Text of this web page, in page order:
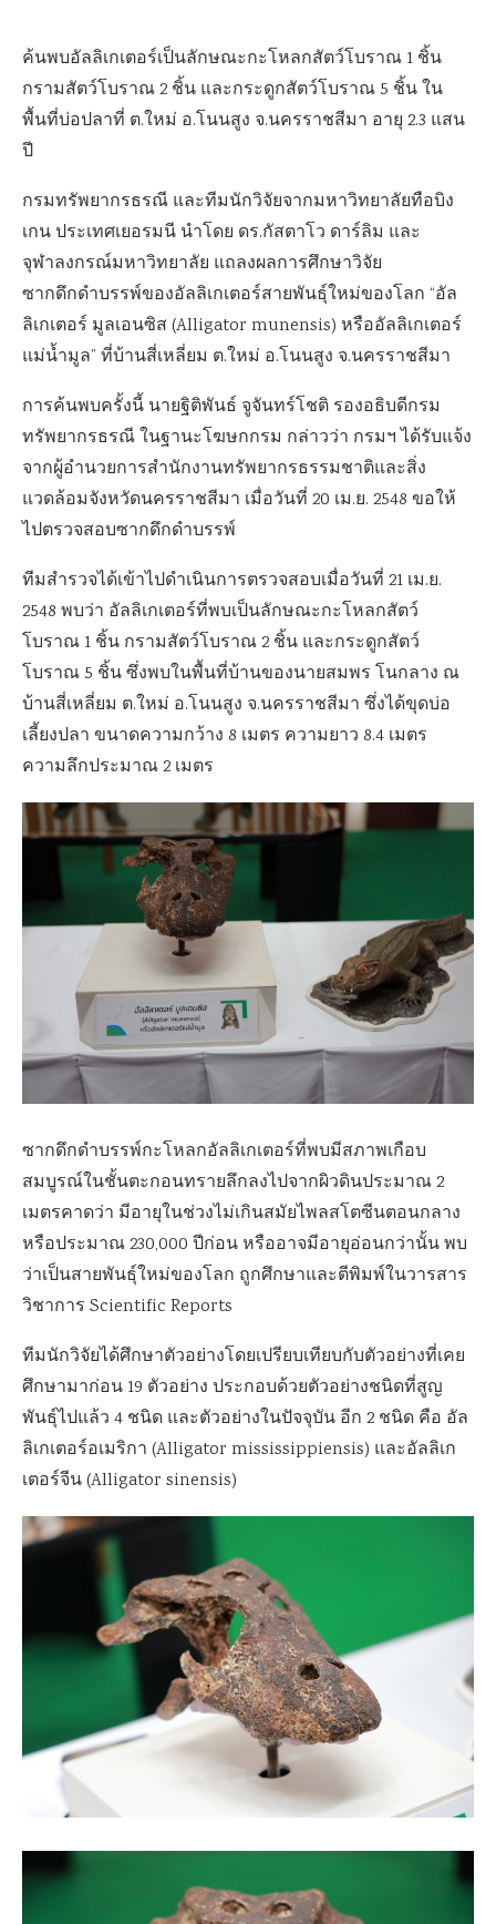
ค้นพบอัลลิเกเตอร์เป็นลักษณะกะโหลกสัตว์โบราณ 1 ชิ้น
กรามสัตว์โบราณ 2 ชิ้น และกระดูกสัตว์โบราณ 5 ชิ้น ใน
พื้นที่บ่อปลาที่ ต.ใหม่ อ.โนนสูง จ.นครราชสีมา อายุ 2.3 แสน
ปี
กรมทรัพยากรธรณี และทีมนักวิจัยจากมหาวิทยาลัยทือบิง
เกน ประเทศเยอรมนี นำโดย ดร.กัสตาโว ดาร์ลิม และ
จุฬาลงกรณ์มหาวิทยาลัย แถลงผลการศึกษาวิจัย
ซากดึกดำบรรพ์ของอัลลิเกเตอร์สายพันธุ์ใหม่ของโลก “อัล
ลิเกเตอร์ มูลเอนซิส (Alligator munensis) หรืออัลลิเกเตอร์
แม่น้ำมูล” ที่บ้านสี่เหลี่ยม ต.ใหม่ อ.โนนสูง จ.นครราชสีมา
การค้นพบครั้งนี้ นายฐิติพันธ์ จูจันทร์โชติ รองอธิบดีกรม
ทรัพยากรธรณี ในฐานะโฆษกกรม กล่าวว่า กรมฯ ได้รับแจ้ง
จากผู้อำนวยการสำนักงานทรัพยากรธรรมชาติและสิ่ง
แวดล้อมจังหวัดนครราชสีมา เมื่อวันที่ 20 เม.ย. 2548 ขอให้
ไปตรวจสอบซากดึกดำบรรพ์
ทีมสำรวจได้เข้าไปดำเนินการตรวจสอบเมื่อวันที่ 21 เม.ย.
2548 พบว่า อัลลิเกเตอร์ที่พบเป็นลักษณะกะโหลกสัตว์
โบราณ 1 ชิ้น กรามสัตว์โบราณ 2 ชิ้น และกระดูกสัตว์
โบราณ 5 ชิ้น ซึ่งพบในพื้นที่บ้านของนายสมพร โนกลาง ณ
บ้านสี่เหลี่ยม ต.ใหม่ อ.โนนสูง จ.นครราชสีมา ซึ่งได้ขุดบ่อ
เลี้ยงปลา ขนาดความกว้าง 8 เมตร ความยาว 8.4 เมตร
ความลึกประมาณ 2 เมตร
ซากดึกดำบรรพ์กะโหลกอัลลิเกเตอร์ที่พบมีสภาพเกือบ
สมบูรณ์ในชั้นตะกอนทรายลึกลงไปจากผิวดินประมาณ 2
เมตรคาดว่า มีอายุในช่วงไม่เกินสมัยไพลสโตซีนตอนกลาง
หรือประมาณ 230,000 ปีก่อน หรืออาจมีอายุอ่อนกว่านั้น พบ
ว่าเป็นสายพันธุ์ใหม่ของโลก ถูกศึกษาและตีพิมพ์ในวารสาร
วิชาการ Scientific Reports
ทีมนักวิจัยได้ศึกษาตัวอย่างโดยเปรียบเทียบกับตัวอย่างที่เคย
ศึกษามาก่อน 19 ตัวอย่าง ประกอบด้วยตัวอย่างชนิดที่สูญ
พันธุ์ไปแล้ว 4 ชนิด และตัวอย่างในปัจจุบัน อีก 2 ชนิด คือ อัล
ลิเกเตอร์อเมริกา (Alligator mississippiensis) และอัลลิเก
เตอร์จีน (Alligator sinensis)